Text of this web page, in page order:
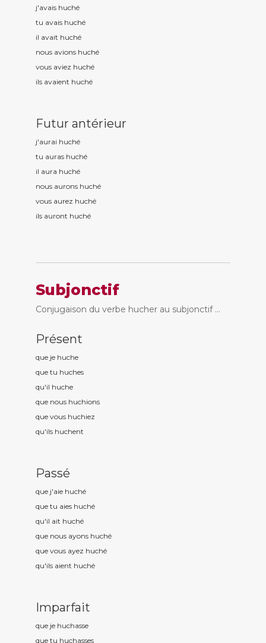
j'avais huché
tu avais huché
il avait huché
nous avions huché
vous aviez huché
ils avaient huché
Futur antérieur
j'aurai huché
tu auras huché
il aura huché
nous aurons huché
vous aurez huché
ils auront huché
Subjonctif
Conjugaison du verbe hucher au subjonctif ...
Présent
que je huche
que tu huches
qu'il huche
que nous huchions
que vous huchiez
qu'ils huchent
Passé
que j'aie huché
que tu aies huché
qu'il ait huché
que nous ayons huché
que vous ayez huché
qu'ils aient huché
Imparfait
que je huchasse
que tu huchasses